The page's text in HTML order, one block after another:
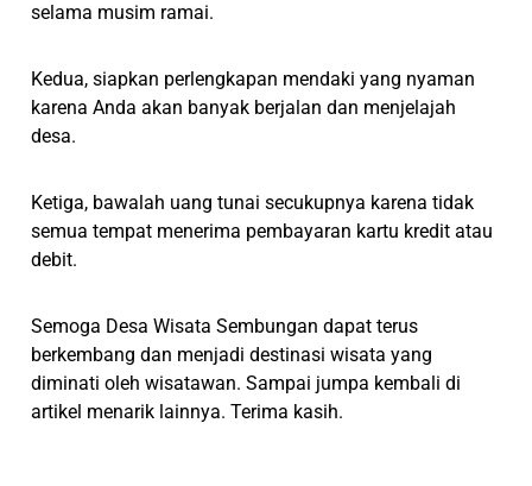
selama musim ramai.
Kedua, siapkan perlengkapan mendaki yang nyaman
karena Anda akan banyak berjalan dan menjelajah
desa.
Ketiga, bawalah uang tunai secukupnya karena tidak
semua tempat menerima pembayaran kartu kredit atau
debit.
Semoga Desa Wisata Sembungan dapat terus
berkembang dan menjadi destinasi wisata yang
diminati oleh wisatawan. Sampai jumpa kembali di
artikel menarik lainnya. Terima kasih.